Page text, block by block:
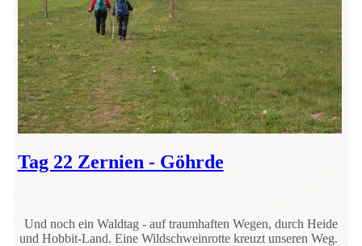
Tag 22 Zernien - Göhrde
Und noch ein Waldtag - auf traumhaften Wegen, durch Heide
und Hobbit-Land. Eine Wildschweinrotte kreuzt unseren Weg.